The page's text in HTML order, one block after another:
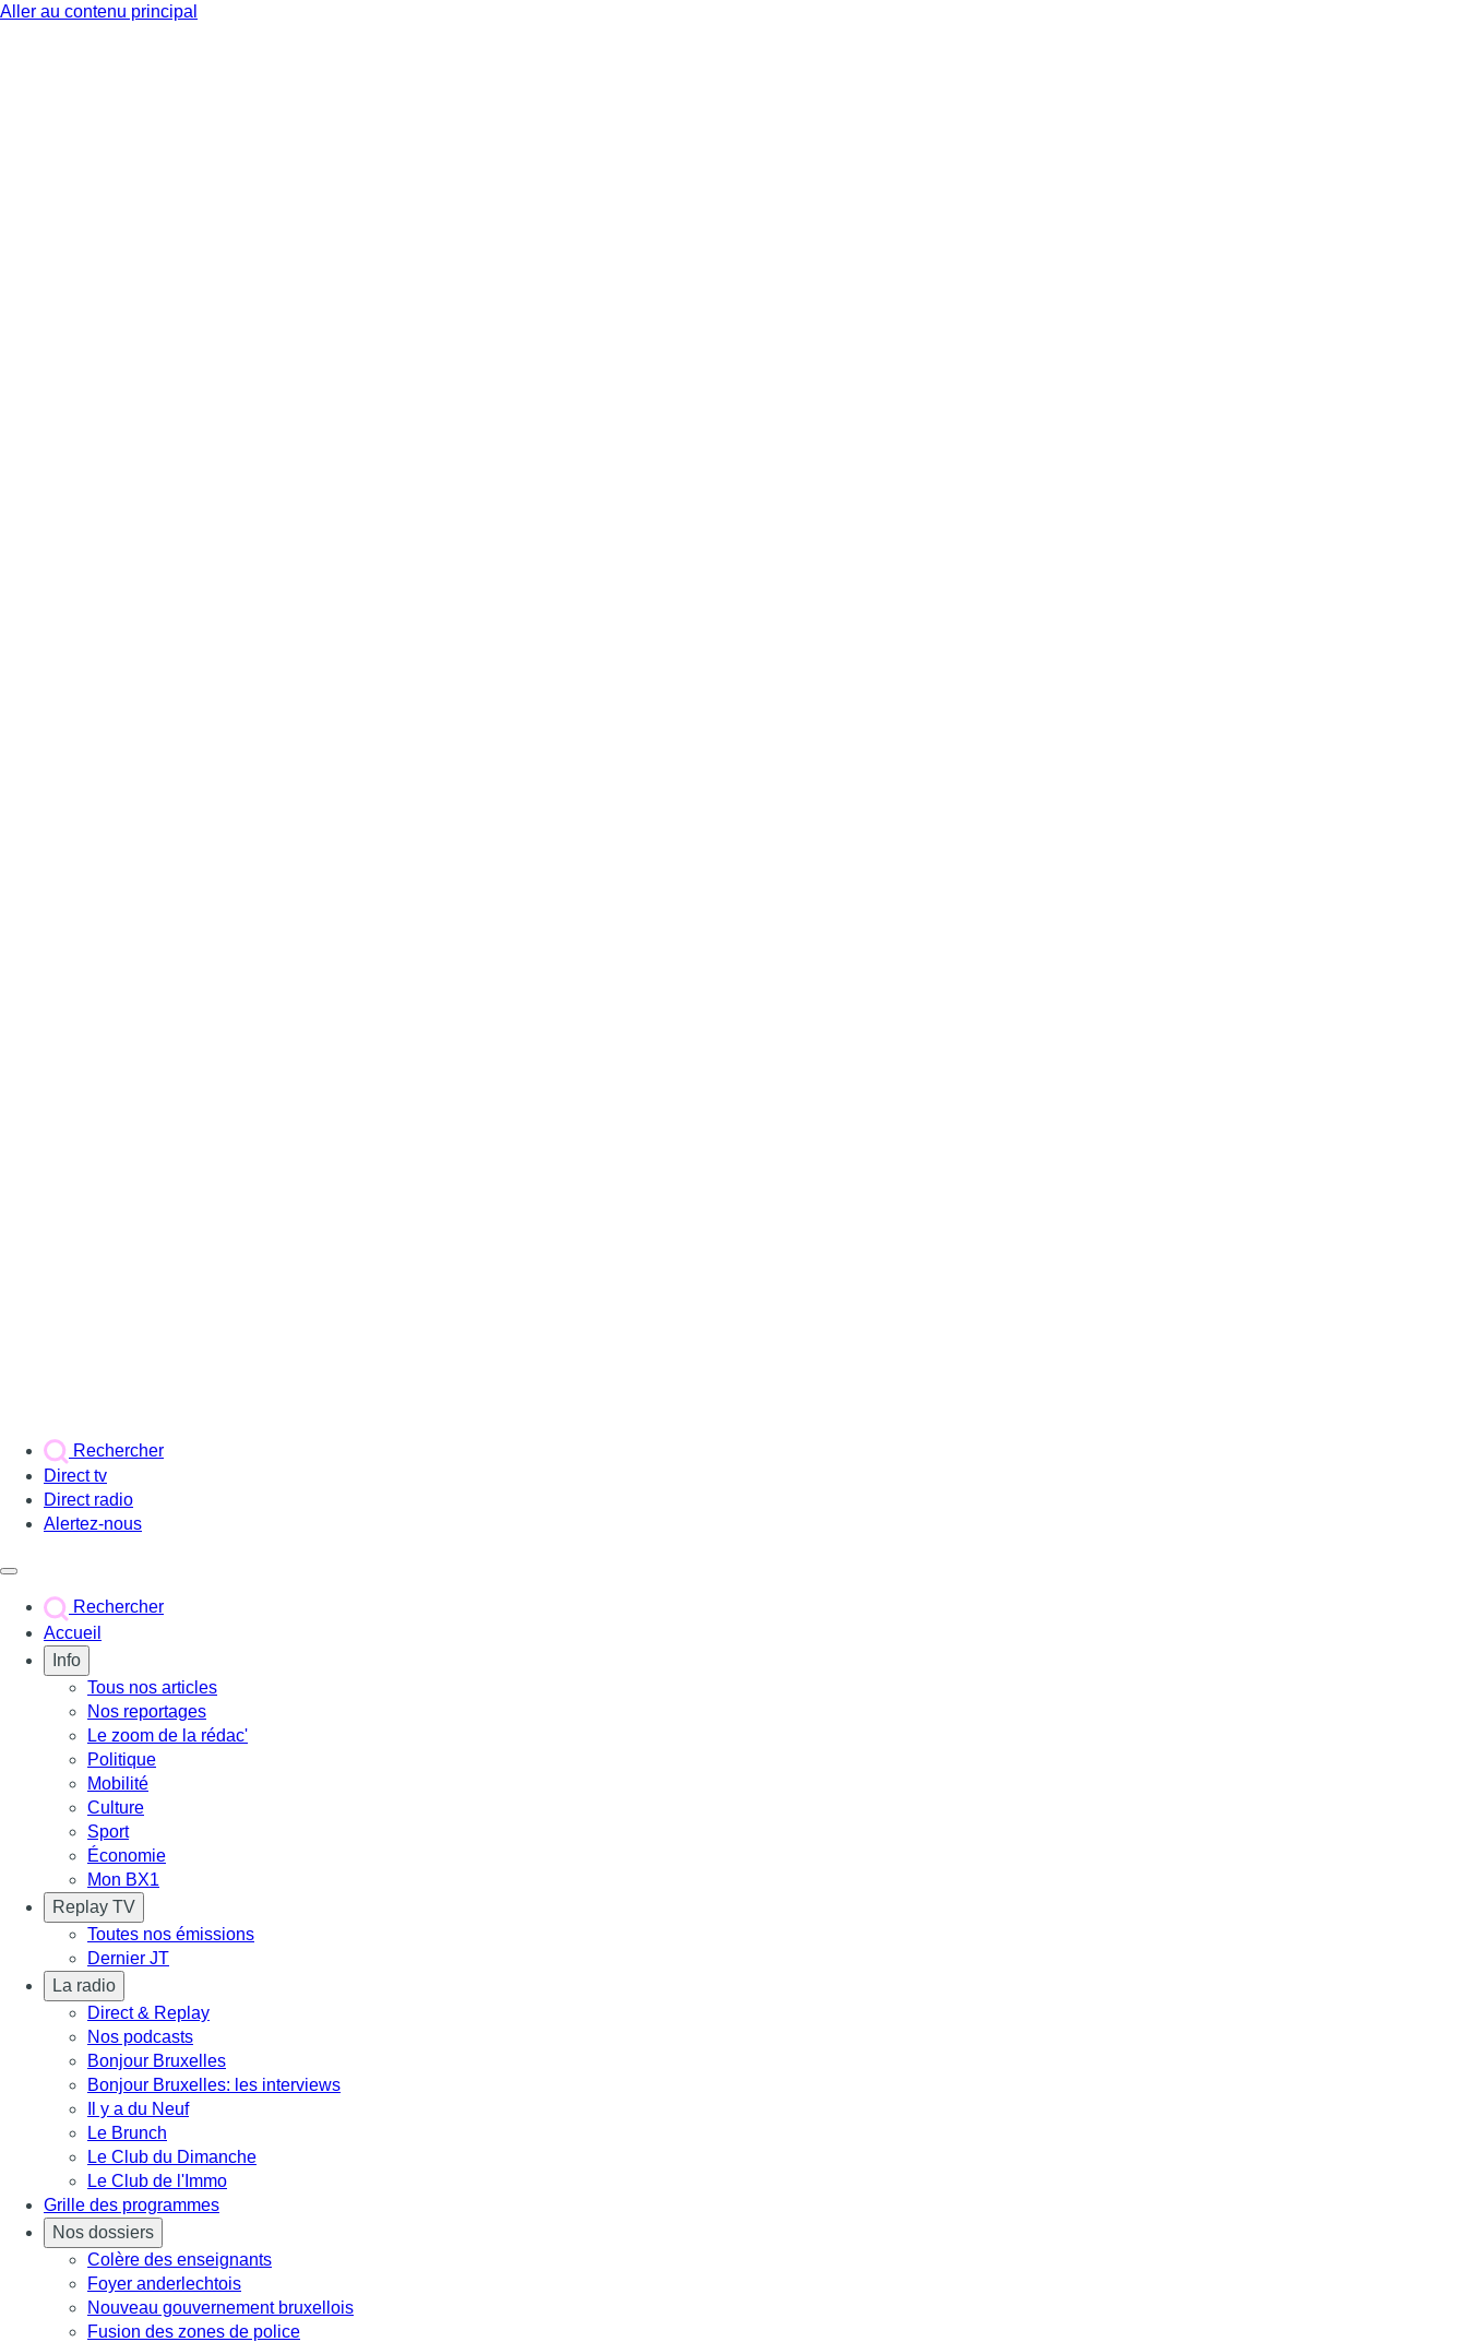
Aller au contenu principal
Rechercher
Direct tv
Direct radio
Alertez-nous
Rechercher
Accueil
Info
Tous nos articles
Nos reportages
Le zoom de la rédac'
Politique
Mobilité
Culture
Sport
Économie
Mon BX1
Replay TV
Toutes nos émissions
Dernier JT
La radio
Direct & Replay
Nos podcasts
Bonjour Bruxelles
Bonjour Bruxelles: les interviews
Il y a du Neuf
Le Brunch
Le Club du Dimanche
Le Club de l'Immo
Grille des programmes
Nos dossiers
Colère des enseignants
Foyer anderlechtois
Nouveau gouvernement bruxellois
Fusion des zones de police